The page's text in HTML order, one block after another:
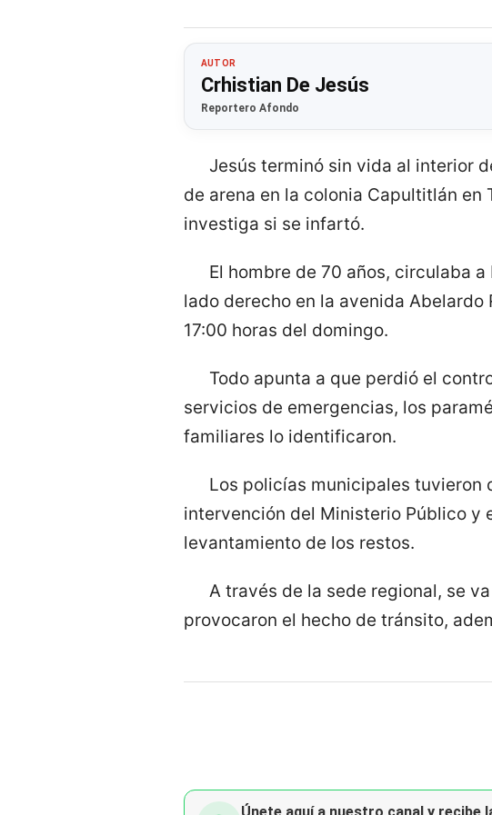
AUTOR
Crhistian De Jesús
Reportero Afondo
Jesús terminó sin vida al interior
de arena en la colonia Capultitlán en
investiga si se infartó.
El hombre de 70 años, circulaba
lado derecho en la avenida Abelardo
17:00 horas del domingo.
Todo apunta a que perdió el
servicios de emergencias, los
familiares lo identificaron.
Los policías municipales tuvieron
intervención del Ministerio Público y
levantamiento de los restos.
A través de la sede regional, se
provocaron el hecho de tránsito,